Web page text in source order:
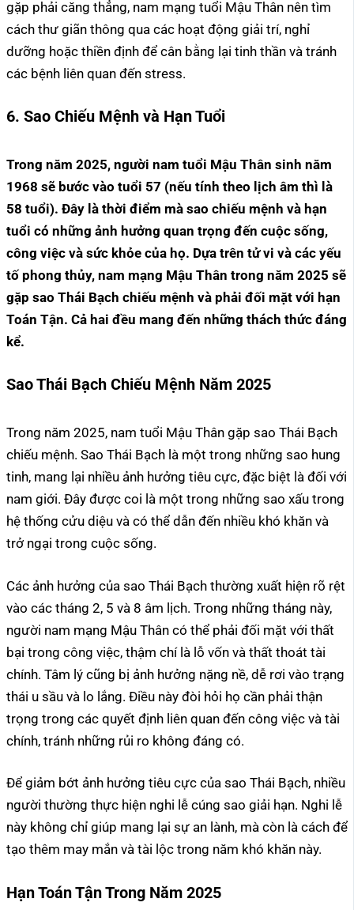
gặp phải căng thẳng, nam mạng tuổi Mậu Thân nên tìm
cách thư giãn thông qua các hoạt động giải trí, nghỉ
dưỡng hoặc thiền định để cân bằng lại tinh thần và tránh
các bệnh liên quan đến stress.
6. Sao Chiếu Mệnh và Hạn Tuổi
Trong năm 2025, người nam tuổi Mậu Thân sinh năm
1968 sẽ bước vào tuổi 57 (nếu tính theo lịch âm thì là
58 tuổi). Đây là thời điểm mà sao chiếu mệnh và hạn
tuổi có những ảnh hưởng quan trọng đến cuộc sống,
công việc và sức khỏe của họ. Dựa trên tử vi và các yếu
tố phong thủy, nam mạng Mậu Thân trong năm 2025 sẽ
gặp sao Thái Bạch chiếu mệnh và phải đối mặt với hạn
Toán Tận. Cả hai đều mang đến những thách thức đáng
kể.
Sao Thái Bạch Chiếu Mệnh Năm 2025
Trong năm 2025, nam tuổi Mậu Thân gặp sao Thái Bạch
chiếu mệnh. Sao Thái Bạch là một trong những sao hung
tinh, mang lại nhiều ảnh hưởng tiêu cực, đặc biệt là đối với
nam giới. Đây được coi là một trong những sao xấu trong
hệ thống cửu diệu và có thể dẫn đến nhiều khó khăn và
trở ngại trong cuộc sống.
Các ảnh hưởng của sao Thái Bạch thường xuất hiện rõ rệt
vào các tháng 2, 5 và 8 âm lịch. Trong những tháng này,
người nam mạng Mậu Thân có thể phải đối mặt với thất
bại trong công việc, thậm chí là lỗ vốn và thất thoát tài
chính. Tâm lý cũng bị ảnh hưởng nặng nề, dễ rơi vào trạng
thái u sầu và lo lắng. Điều này đòi hỏi họ cần phải thận
trọng trong các quyết định liên quan đến công việc và tài
chính, tránh những rủi ro không đáng có.
Để giảm bớt ảnh hưởng tiêu cực của sao Thái Bạch, nhiều
người thường thực hiện nghi lễ cúng sao giải hạn. Nghi lễ
này không chỉ giúp mang lại sự an lành, mà còn là cách để
tạo thêm may mắn và tài lộc trong năm khó khăn này.
Hạn Toán Tận Trong Năm 2025